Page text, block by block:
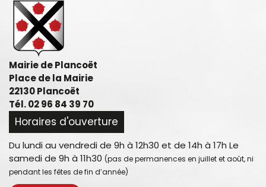
Mairie de Plancoët
Place de la Mairie
22130 Plancoët
Tél. 02 96 84 39 70
Horaires d'ouverture
Du lundi au vendredi de 9h à 12h30 et de 14h à 17h Le
samedi de 9h à 11h30 (pas de permanences en juillet et août, ni
pendant les fêtes de fin d’année)